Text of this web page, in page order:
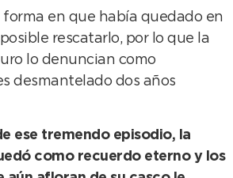
forma en que había quedado en
rescatarlo, por lo que la
lo denuncian como
desmantelado dos años
ese tremendo episodio, la
como recuerdo eterno y los